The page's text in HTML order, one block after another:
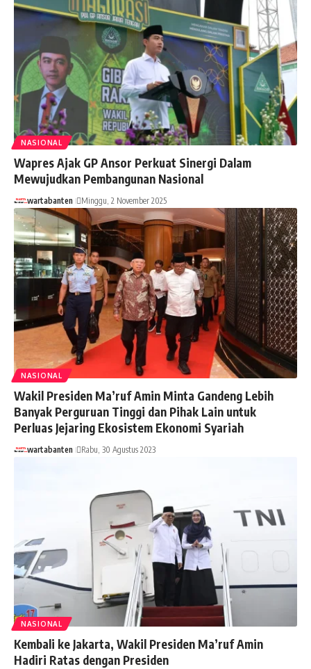
NASIONAL
Wapres Ajak GP Ansor Perkuat Sinergi Dalam
Mewujudkan Pembangunan Nasional
wartabanten Minggu, 2 November 2025
NASIONAL
Wakil Presiden Ma’ruf Amin Minta Gandeng Lebih
Banyak Perguruan Tinggi dan Pihak Lain untuk
Perluas Jejaring Ekosistem Ekonomi Syariah
wartabanten Rabu, 30 Agustus 2023
NASIONAL
Kembali ke Jakarta, Wakil Presiden Ma’ruf Amin
Hadiri Ratas dengan Presiden